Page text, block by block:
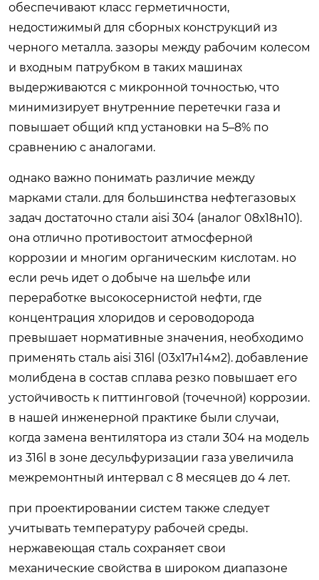
обеспечивают класс герметичности,
недостижимый для сборных конструкций из
черного металла. зазоры между рабочим колесом
и входным патрубком в таких машинах
выдерживаются с микронной точностью, что
минимизирует внутренние перетечки газа и
повышает общий кпд установки на 5–8% по
сравнению с аналогами.
однако важно понимать различие между
марками стали. для большинства нефтегазовых
задач достаточно стали aisi 304 (аналог 08х18н10).
она отлично противостоит атмосферной
коррозии и многим органическим кислотам. но
если речь идет о добыче на шельфе или
переработке высокосернистой нефти, где
концентрация хлоридов и сероводорода
превышает нормативные значения, необходимо
применять сталь aisi 316l (03х17н14м2). добавление
молибдена в состав сплава резко повышает его
устойчивость к питтинговой (точечной) коррозии.
в нашей инженерной практике были случаи,
когда замена вентилятора из стали 304 на модель
из 316l в зоне десульфуризации газа увеличила
межремонтный интервал с 8 месяцев до 4 лет.
при проектировании систем также следует
учитывать температуру рабочей среды.
нержавеющая сталь сохраняет свои
механические свойства в широком диапазоне